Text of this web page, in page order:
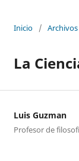
Inicio / Archivos
La
Luis Guzman
Profesor de